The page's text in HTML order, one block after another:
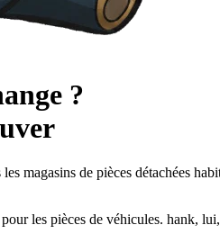
?
magasins de pièces détachées
les pièces de véhicules. hank,